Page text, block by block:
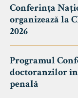
Conferința
organizează la
2026
Programul
doctoranzilor
penală